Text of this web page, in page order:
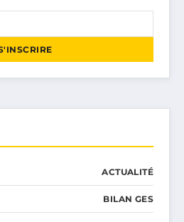
ACTUALITÉ
BILAN GES